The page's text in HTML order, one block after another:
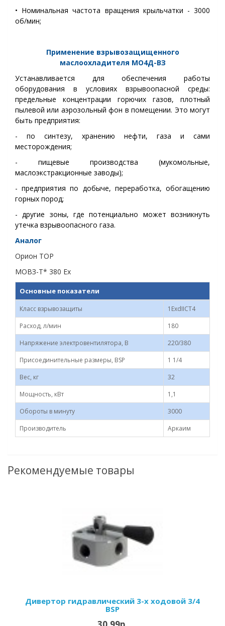
• Номинальная частота вращения крыльчатки - 3000
об/мин;
Применение взрывозащищенного
маслоохладителя МО4Д-ВЗ
Устанавливается для обеспечения работы
оборудования в условиях взрывоопасной среды:
предельные концентрации горючих газов, плотный
пылевой или аэрозольный фон в помещении. Это могут
быть предприятия:
- по синтезу, хранению нефти, газа и сами
месторождения;
- пищевые производства (мукомольные,
маслоэкстракционные заводы);
- предприятия по добыче, переработка, обогащению
горных пород;
- другие зоны, где потенциально может возникнуть
утечка взрывоопасного газа.
Аналог
Орион ТОР
МОВЗ-Т* 380 Ex
Основные показатели
Класс взрывозащиты
1ExdIICT4
Расход, л/мин
180
Напряжение электровентилятора, В
220/380
Присоединительные размеры, BSP
1 1/4
Вес, кг
32
Мощность, кВт
1,1
Обороты в минуту
3000
Производитель
Аркаим
Рекомендуемые товары
Дивертор гидравлический 3-х ходовой 3/4
BSP